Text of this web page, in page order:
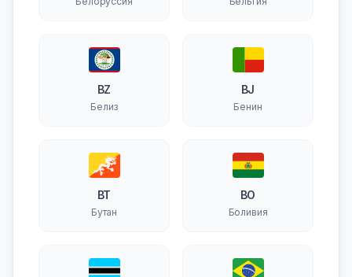
BZ
Белиз
BJ
Бенин
BT
Бутан
BO
Боливия